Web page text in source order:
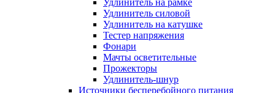
Удлинитель на рамке
Удлинитель силовой
Удлинитель на катушке
Тестер напряжения
Фонари
Мачты осветительные
Прожекторы
Удлинитель-шнур
Источники бесперебойного питания